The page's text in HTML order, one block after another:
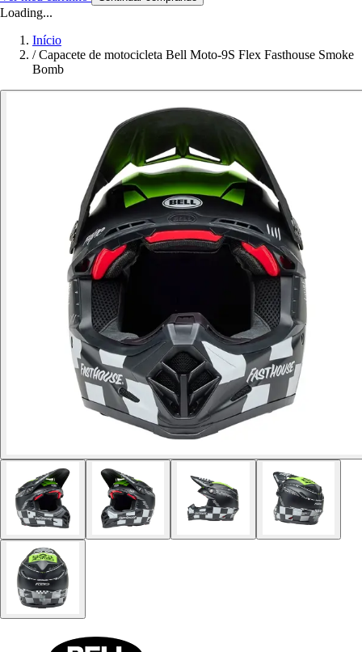
Loading...
Início
/ Capacete de motocicleta Bell Moto-9S Flex Fasthouse Smoke
Bomb